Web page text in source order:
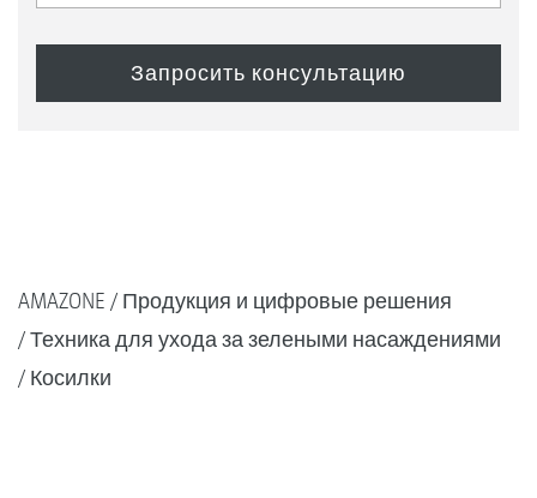
AMAZONE
Продукция и цифровые решения
Техника для ухода за зелеными насаждениями
Косилки